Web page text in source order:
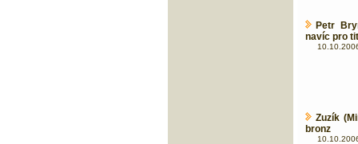
Petr
navíc pro
Zuzík
bronz